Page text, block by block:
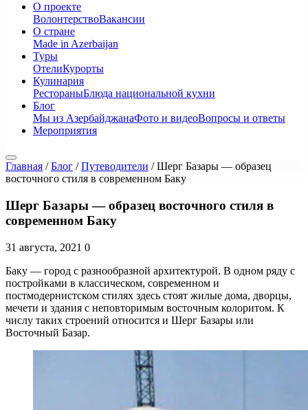
О проекте
ВолонтерствоВакансии
О стране
Made in Azerbaijan
Туры
ОтелиКурорты
Кулинария
РестораныБлюда национальной кухни
Блог
Мы из АзербайджанаФото и видеоВопросы и ответы
Мероприятия
Главная /Блог /Путеводители /Шерг Базары — образец
восточного стиля в современном Баку
Шерг Базары — образец восточного стиля в
современном Баку
31 августа, 2021 0
Баку — город с разнообразной архитектурой. В одном ряду с
постройками в классическом, современном и
постмодернистском стилях здесь стоят жилые дома, дворцы,
мечети и здания с неповторимым восточным колоритом. К
числу таких строений относится и Шерг Базары или
Восточный Базар.